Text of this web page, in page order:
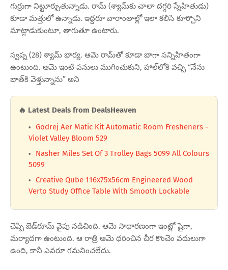
గుర్రుగా నిట్టూర్చుతున్నాడు. రామ్ (శ్యామ్‌కు చాలా దగ్గరి స్నేహితుడు)
కూడా మత్తులో ఉన్నాడు. ఇద్దరూ వారాంతాల్లో ఇలా కలిసి కూర్చొని
మాట్లాడుకుంటూ, తాగుతూ ఉంటారు.
స్వప్న (28) శ్యామ్ భార్య. ఆమె రామ్‌తో కూడా బాగా సన్నిహితంగా
ఉంటుంది. ఆమె ఇంటి పనులు ముగించుకుని, హాల్‌లోకి వచ్చి “నేను
బాత్‌కి వెళ్తున్నాను” అని
🔥 Latest Deals from DealsHeaven
Godrej Aer Matic Kit Automatic Room Fresheners -
Violet Valley Bloom 529
Nasher Miles Set Of 3 Trolley Bags 5099 All Colours
5099
Creative Qube 116x75x56cm Engineered Wood
Verto Study Office Table With Smooth Lockable
చెప్పి బెడ్‌రూమ్ వైపు నడిచింది. ఆమె సాధారణంగా ఇంట్లో షైగా,
మర్యాదగా ఉంటుంది. ఆ రాత్రి ఆమె ధరించిన చీర కొంచెం వదులుగా
ఉంది, కానీ ఎవరూ గమనించలేదు.